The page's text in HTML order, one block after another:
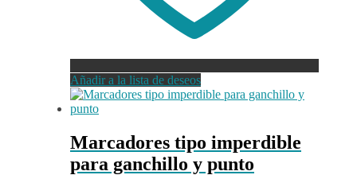
Añadir a la lista de deseos
Marcadores tipo imperdible
para ganchillo y punto